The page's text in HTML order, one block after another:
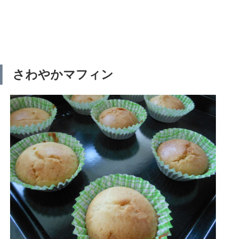
さわやかマフィン